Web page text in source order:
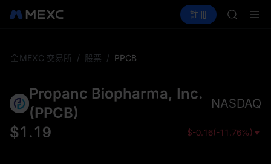
SPCX 理財 活
註冊
AAOI
MEXC 交易所 / 股票 / PPCB
Propanc Biopharma, Inc.
(PPCB)
NASDAQ
$1.19 $-0.16(-11.76%)